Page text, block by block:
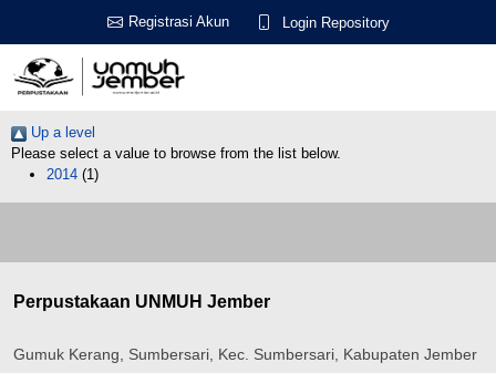
Registrasi Akun Login Repository
Up a level
Please select a value to browse from the list below.
2014 (1)
Perpustakaan UNMUH Jember
Gumuk Kerang, Sumbersari, Kec. Sumbersari, Kabupaten Jember